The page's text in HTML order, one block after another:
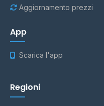
Aggiornamento prezzi
App
Scarica l'app
Regioni